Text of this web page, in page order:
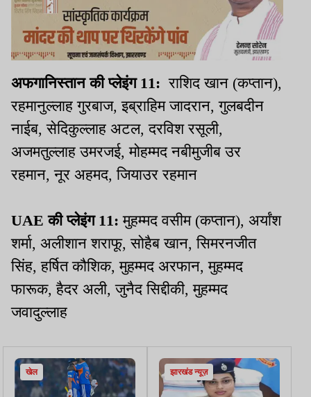
अफगानिस्तान की प्लेइंग 11: राशिद खान (कप्तान),
रहमानुल्लाह गुरबाज, इब्राहिम जादरान, गुलबदीन
नाईब, सेदिकुल्लाह अटल, दरविश रसूली,
अजमतुल्लाह उमरजई, मोहम्मद नबीमुजीब उर
रहमान, नूर अहमद, जियाउर रहमान
UAE की प्लेइंग 11: मुहम्मद वसीम (कप्तान), अर्यांश
शर्मा, अलीशान शराफू, सोहैब खान, सिमरनजीत
सिंह, हर्षित कौशिक, मुहम्मद अरफान, मुहम्मद
फारूक, हैदर अली, जुनैद सिद्दीकी, मुहम्मद
जवादुल्लाह
खेल झारखंड न्यूज़